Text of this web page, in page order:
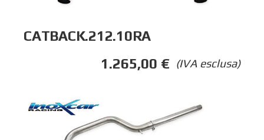
CATBACK.212.10RA
(IVA esclusa)
1.265,00 €